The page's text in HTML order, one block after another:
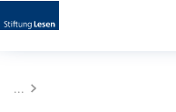
...